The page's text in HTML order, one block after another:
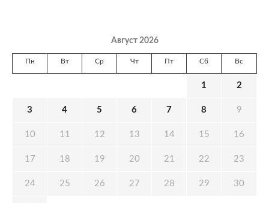
Август 2026
Пн Вт Ср Чт Пт Сб Вс
1 2
3 4 5 6 7 8 9
10 11 12 13 14 15 16
17 18 19 20 21 22 23
24 25 26 27 28 29 30